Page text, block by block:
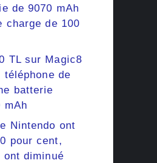
de 9070 mAh
charge de 100
TL sur Magic8
téléphone de
batterie
mAh
Nintendo ont
pour cent,
diminué